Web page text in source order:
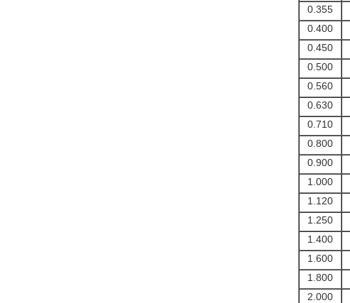
0.355
0.400
0.450
0.500
0.560
0.630
0.710
0.800
0.900
1.000
1.120
1.250
1.400
1.600
1.800
2.000